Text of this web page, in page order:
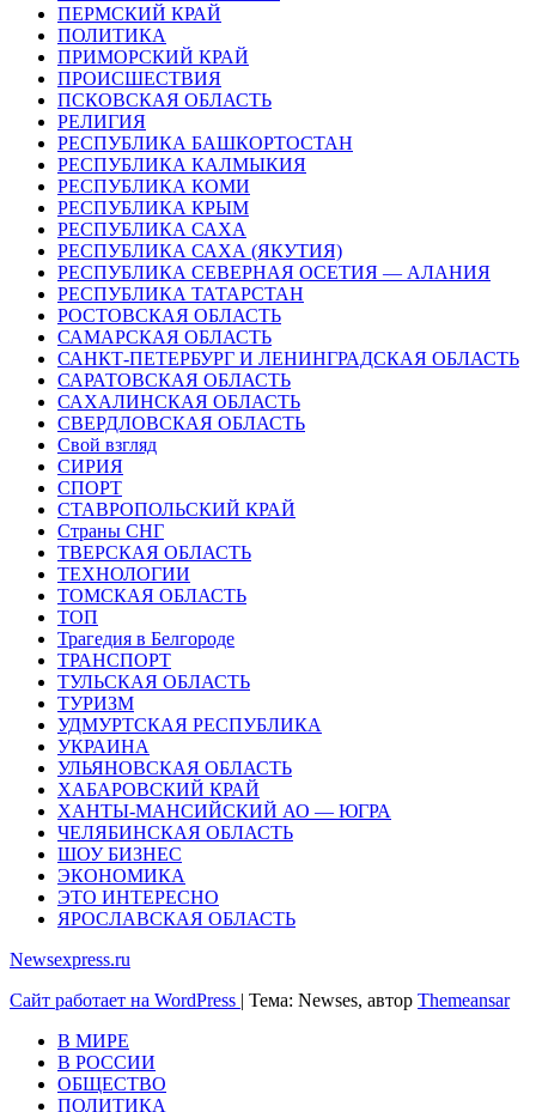
ПЕРМСКИЙ КРАЙ
ПОЛИТИКА
ПРИМОРСКИЙ КРАЙ
ПРОИСШЕСТВИЯ
ПСКОВСКАЯ ОБЛАСТЬ
РЕЛИГИЯ
РЕСПУБЛИКА БАШКОРТОСТАН
РЕСПУБЛИКА КАЛМЫКИЯ
РЕСПУБЛИКА КОМИ
РЕСПУБЛИКА КРЫМ
РЕСПУБЛИКА САХА
РЕСПУБЛИКА САХА (ЯКУТИЯ)
РЕСПУБЛИКА СЕВЕРНАЯ ОСЕТИЯ — АЛАНИЯ
РЕСПУБЛИКА ТАТАРСТАН
РОСТОВСКАЯ ОБЛАСТЬ
САМАРСКАЯ ОБЛАСТЬ
САНКТ-ПЕТЕРБУРГ И ЛЕНИНГРАДСКАЯ ОБЛАСТЬ
САРАТОВСКАЯ ОБЛАСТЬ
САХАЛИНСКАЯ ОБЛАСТЬ
СВЕРДЛОВСКАЯ ОБЛАСТЬ
Свой взгляд
СИРИЯ
СПОРТ
СТАВРОПОЛЬСКИЙ КРАЙ
Страны СНГ
ТВЕРСКАЯ ОБЛАСТЬ
ТЕХНОЛОГИИ
ТОМСКАЯ ОБЛАСТЬ
ТОП
Трагедия в Белгороде
ТРАНСПОРТ
ТУЛЬСКАЯ ОБЛАСТЬ
ТУРИЗМ
УДМУРТСКАЯ РЕСПУБЛИКА
УКРАИНА
УЛЬЯНОВСКАЯ ОБЛАСТЬ
ХАБАРОВСКИЙ КРАЙ
ХАНТЫ-МАНСИЙСКИЙ АО — ЮГРА
ЧЕЛЯБИНСКАЯ ОБЛАСТЬ
ШОУ БИЗНЕС
ЭКОНОМИКА
ЭТО ИНТЕРЕСНО
ЯРОСЛАВСКАЯ ОБЛАСТЬ
Newsexpress.ru
Сайт работает на WordPress | Тема: Newses, автор Themeansar
В МИРЕ
В РОССИИ
ОБЩЕСТВО
ПОЛИТИКА